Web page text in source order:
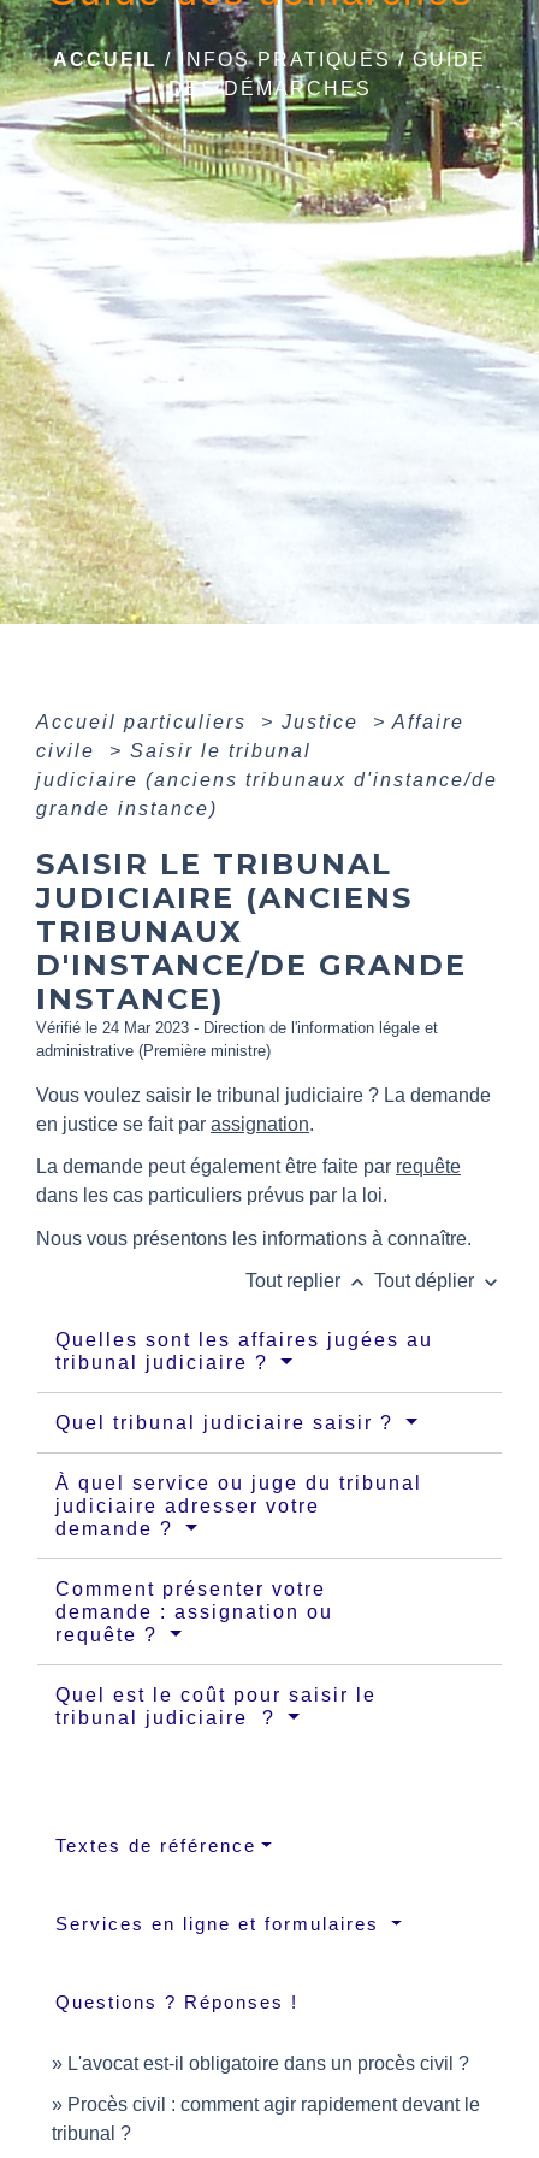
ACCUEIL /INFOS PRATIQUES/GUIDE
DES DÉMARCHES
Accueil particuliers > Justice > Affaire
civile
> Saisir le tribunal
judiciaire (anciens tribunaux d'instance/de
grande instance)
SAISIR LE TRIBUNAL
JUDICIAIRE (ANCIENS
TRIBUNAUX
D'INSTANCE/DE GRANDE
INSTANCE)
Vérifié le 24 Mar 2023 - Direction de l'information légale et
administrative (Première ministre)
Vous voulez saisir le tribunal judiciaire ? La demande
en justice se fait par assignation.
La demande peut également être faite par requête
dans les cas particuliers prévus par la loi.
Nous vous présentons les informations à connaître.
Tout replier keyboard_arrow_up Tout déplier keyboard_arrow_down
Quelles sont les affaires jugées au
tribunal judiciaire ?
Quel tribunal judiciaire saisir ?
À quel service ou juge du tribunal
judiciaire adresser votre
demande ?
Comment présenter votre
demande : assignation ou
requête ?
Quel est le coût pour saisir le
tribunal judiciaire ?
Textes de référence
Services en ligne et formulaires
Questions ? Réponses !
L'avocat est-il obligatoire dans un procès civil ?
Procès civil : comment agir rapidement devant le
tribunal ?